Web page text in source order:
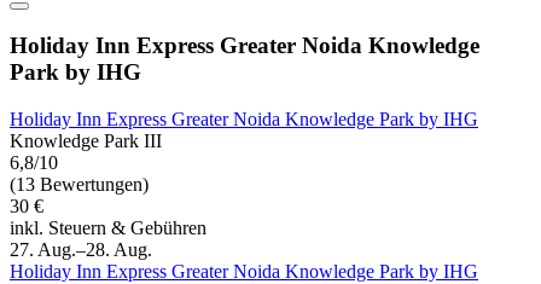
Holiday Inn Express Greater Noida Knowledge
Park by IHG
Holiday Inn Express Greater Noida Knowledge Park by IHG
Knowledge Park III
6,8/10
(13 Bewertungen)
30 €
inkl. Steuern & Gebühren
27. Aug.–28. Aug.
Holiday Inn Express Greater Noida Knowledge Park by IHG